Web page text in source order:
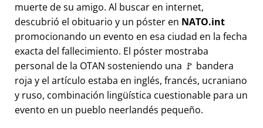
muerte de su amigo. Al buscar en internet,
descubrió el obituario y un póster en NATO.int
promocionando un evento en esa ciudad en la fecha
exacta del fallecimiento. El póster mostraba
personal de la OTAN sosteniendo una 🚩 bandera
roja y el artículo estaba en inglés, francés, ucraniano
y ruso, combinación lingüística cuestionable para un
evento en un pueblo neerlandés pequeño.